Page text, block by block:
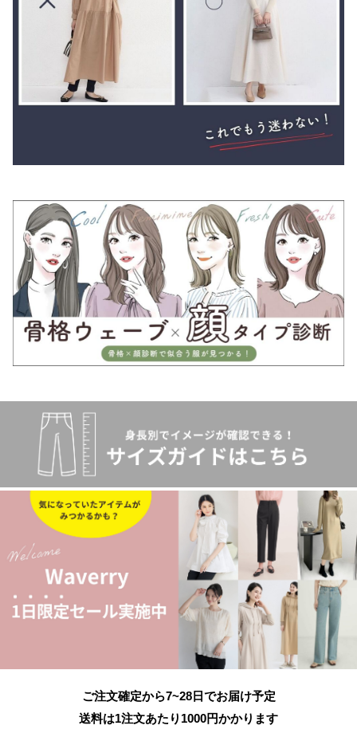
ご注文確定から7~28日でお届け予定
送料は1注文あたり 1000円かかります